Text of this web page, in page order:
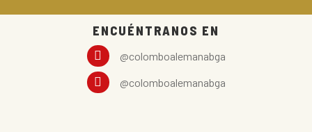
ENCUÉNTRANOS EN
@colomboalemanabga
@colomboalemanabga